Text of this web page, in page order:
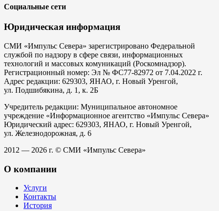
Социальные сети
Юридическая информация
СМИ «Импульс Севера» зарегистрировано Федеральной
службой по надзору в сфере связи, информационных
технологий и массовых комуникаций (Роскомнадзор).
Регистрационный номер: Эл № ФС77-82972 от 7.04.2022 г.
Адрес редакции: 629303, ЯНАО, г. Новый Уренгой,
ул. Подшибякина, д. 1, к. 2Б
Учредитель редакции: Муниципальное автономное
учреждение «Информационное агентство «Импульс Севера»
Юридический адрес: 629303, ЯНАО, г. Новый Уренгой,
ул. Железнодорожная, д. 6
2012 — 2026 г. © СМИ «Импульс Севера»
О компании
Услуги
Контакты
История